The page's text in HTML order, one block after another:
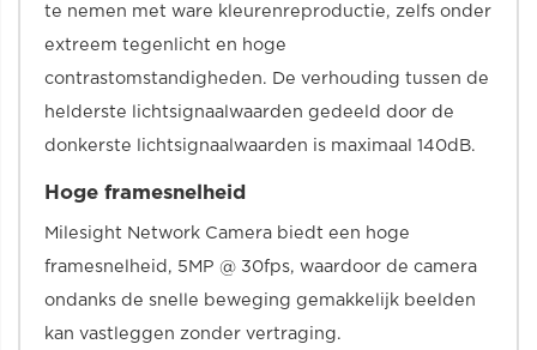
te nemen met ware kleurenreproductie, zelfs onder
extreem tegenlicht en hoge
contrastomstandigheden. De verhouding tussen de
helderste lichtsignaalwaarden gedeeld door de
donkerste lichtsignaalwaarden is maximaal 140dB.
Hoge framesnelheid
Milesight Network Camera biedt een hoge
framesnelheid, 5MP @ 30fps, waardoor de camera
ondanks de snelle beweging gemakkelijk beelden
kan vastleggen zonder vertraging.